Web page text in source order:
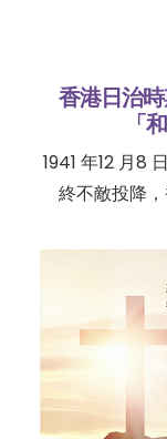
香港日治
「
1941 年12 月8
終不敵投降